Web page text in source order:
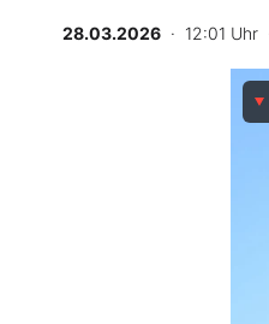
BO-
Experten
28.03.2026 · 12:01 Uhr